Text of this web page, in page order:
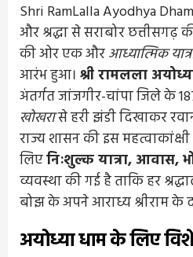
Shri RamLalla Ayodhya
और श्रद्धा से सराबोर
की ओर एक औरआध्यात्मिक
आरंभ हुआ। श्री रामलला
अंतर्गत जांजगीर-चांपा जिले के
खोखरासे हरी झंडी दिखाकर
राज्य शासन की इस
लिएनिःशुल्क यात्रा, आवास,
व्यवस्था की गई है ताकि हर
बोझ के अपने आराध्य श्रीराम के
अयोध्या धाम के लिए